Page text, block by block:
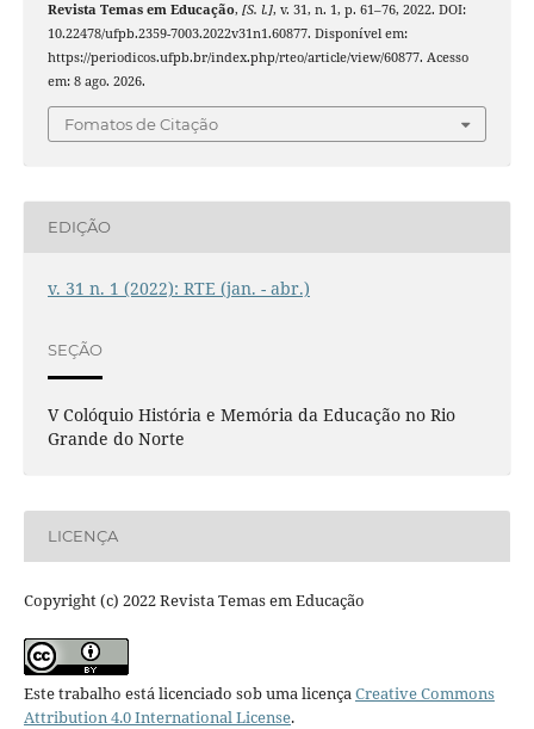
Revista Temas em Educação, [S. l.], v. 31, n. 1, p. 61–76, 2022. DOI:
10.22478/ufpb.2359-7003.2022v31n1.60877. Disponível em:
https://periodicos.ufpb.br/index.php/rteo/article/view/60877. Acesso
em: 8 ago. 2026.
Fomatos de Citação
EDIÇÃO
v. 31 n. 1 (2022): RTE (jan. - abr.)
SEÇÃO
V Colóquio História e Memória da Educação no Rio
Grande do Norte
LICENÇA
Copyright (c) 2022 Revista Temas em Educação
Este trabalho está licenciado sob uma licençaCreative Commons
Attribution 4.0 International License.